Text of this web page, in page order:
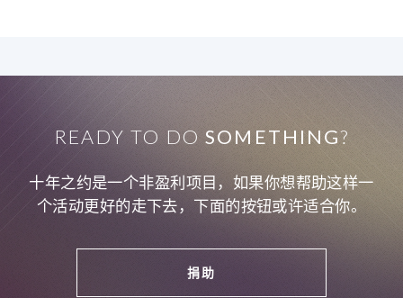
READY TO DOSOMETHING?
十年之约是一个非盈利项目，如果你想帮助这样一
个活动更好的走下去，下面的按钮或许适合你。
捐助